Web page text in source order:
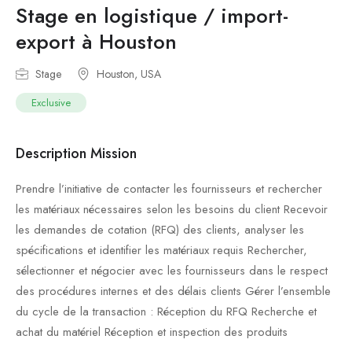
Stage en logistique / import-
export à Houston
Stage Houston, USA
Exclusive
Description Mission
Prendre l’initiative de contacter les fournisseurs et rechercher
les matériaux nécessaires selon les besoins du client Recevoir
les demandes de cotation (RFQ) des clients, analyser les
spécifications et identifier les matériaux requis Rechercher,
sélectionner et négocier avec les fournisseurs dans le respect
des procédures internes et des délais clients Gérer l’ensemble
du cycle de la transaction : Réception du RFQ Recherche et
achat du matériel Réception et inspection des produits